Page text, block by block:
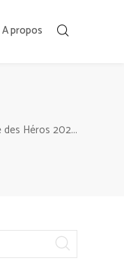
A propos
des Héros 202...